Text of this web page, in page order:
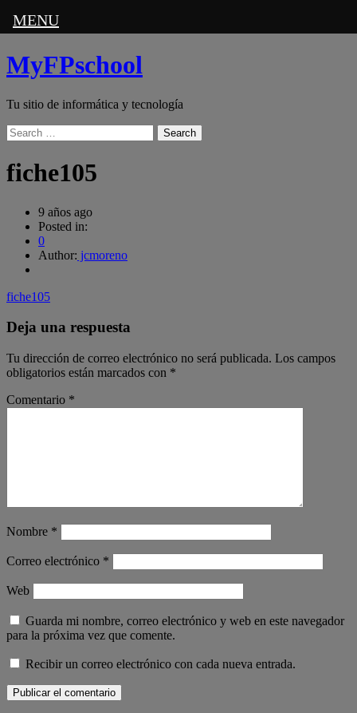
MyFPschool
Tu sitio de informática y tecnología
Search
fiche105
9 años ago
Posted in:
0
Author: jcmoreno
fiche105
Deja una respuesta
Tu dirección de correo electrónico no será publicada. Los campos
obligatorios están marcados con *
Comentario *
Nombre *
Correo electrónico *
Web
Guarda mi nombre, correo electrónico y web en este navegador
para la próxima vez que comente.
Recibir un correo electrónico con cada nueva entrada.
MENU